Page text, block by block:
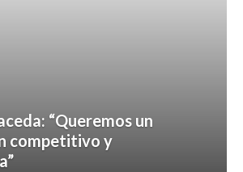
“Queremos un
competitivo y